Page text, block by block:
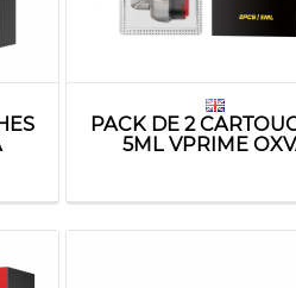
PACK DE 2
5ML VPRIME